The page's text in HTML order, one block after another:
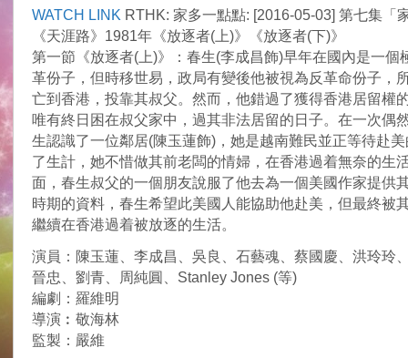
@
RTHK
Classics
“Exile”
1981
WATCH LINK RTHK: 家多一點點: [2016-05-03] 第七集「
《天涯路》1981年《放逐者(上)》《放逐者(下)》
第一節《放逐者(上)》：春生(李成昌飾)早年在國內是一個
革份子，但時移世易，政局有變後他被視為反革命份子，
亡到香港，投靠其叔父。然而，他錯過了獲得香港居留權
唯有終日困在叔父家中，過其非法居留的日子。在一次偶
生認識了一位鄰居(陳玉蓮飾)，她是越南難民並正等待赴
了生計，她不惜做其前老闆的情婦，在香港過着無奈的生
面，春生叔父的一個朋友說服了他去為一個美國作家提供
時期的資料，春生希望此美國人能協助他赴美，但最終被
繼續在香港過着被放逐的生活。
演員：陳玉蓮、李成昌、吳良、石藝魂、蔡國慶、洪玲玲
晉忠、劉青、周純圓、Stanley Jones (等)
編劇：羅維明
導演︰敬海林
監製：嚴維